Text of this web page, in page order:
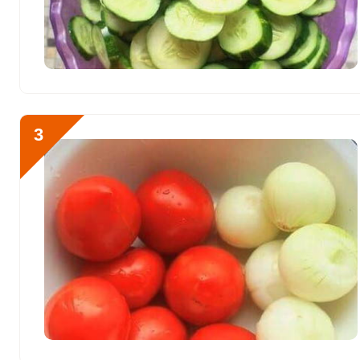
Сера 979.5 мг
Фосфор 935.2 мг
Алюминий
Железо
Йод 64.2 мкг
52.9 мкг
Литий 167.9 мкг
Марганец
2236.2 мкг
3